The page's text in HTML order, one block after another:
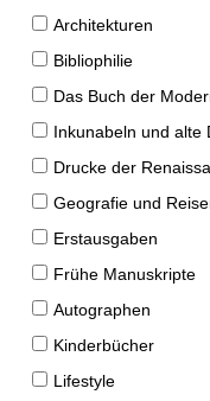
Architekturen
Bibliophilie
Das Buch der
Inkunabeln und alte
Drucke der
Geografie und
Erstausgaben
Frühe Manuskripte
Autographen
Kinderbücher
Lifestyle